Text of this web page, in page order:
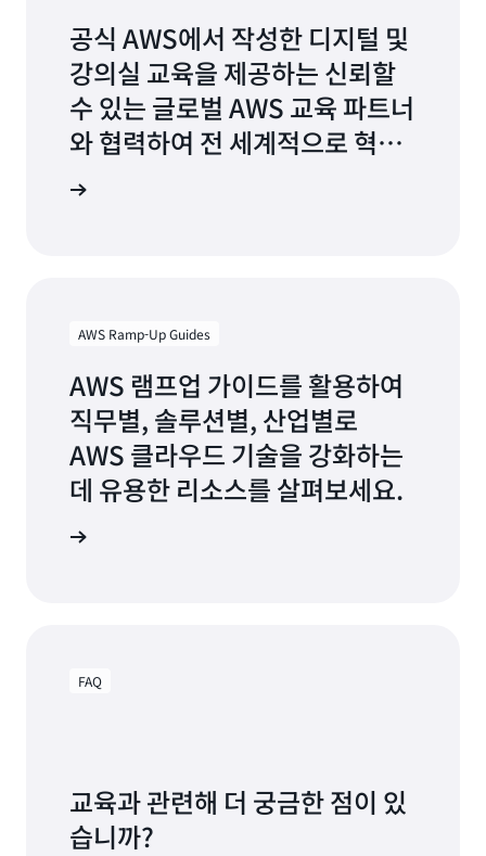
공식 AWS에서 작성한 디지털 및
강의실 교육을 제공하는 신뢰할
수 있는 글로벌 AWS 교육 파트너
와 협력하여 전 세계적으로 혁신
하고, 현지에서 교육하세요.
AWS Ramp-Up Guides
AWS 램프업 가이드를 활용하여
직무별, 솔루션별, 산업별로
AWS 클라우드 기술을 강화하는
데 유용한 리소스를 살펴보세요.
FAQ
교육과 관련해 더 궁금한 점이 있
습니까?